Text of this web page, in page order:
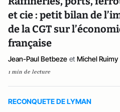
et cie : petit bilan de
de la CGT sur
française
Jean-Paul Betbeze et Michel Ruimy
1 min de lecture
RECONQUETE DE LYMAN